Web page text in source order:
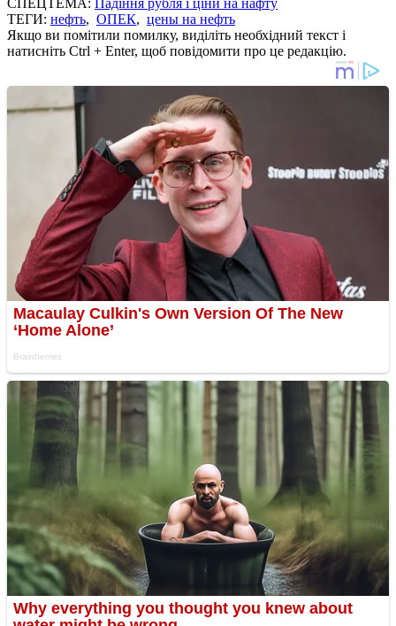
ТЕГИ: нефть, ОПЕК, цены на нефть
Якщо ви помітили помилку, виділіть необхідний текст і
натисніть Ctrl + Enter, щоб повідомити про це редакцію.